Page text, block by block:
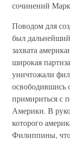
сочинений
Поводом для
был
захвата
широкая
уничтожали
освободившись
примириться с
Америки. В
которого
Филиппины,